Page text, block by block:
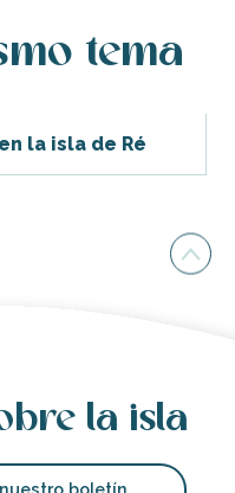
tema
la isla de Ré
la isla
boletín